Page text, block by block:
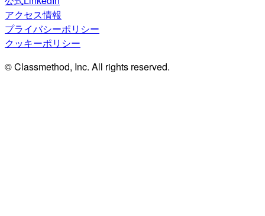
アクセス情報
プライバシーポリシー
クッキーポリシー
© Classmethod, Inc. All rights reserved.